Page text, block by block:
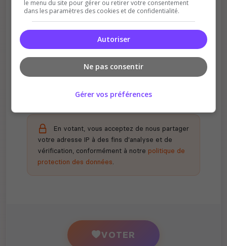
Récompenses possibles
Certains serveurs offrent des bonus aux
votants
En votant, vous acceptez de nous partager
votre adresse IP à des fins d'analyse et de
vérification, conformément à notre politique de
protection des données.
VOTER
le menu du site pour gérer ou retirer votre consentement
dans les paramètres des cookies et de confidentialité.
Autoriser
Ne pas consentir
Gérer vos préférences